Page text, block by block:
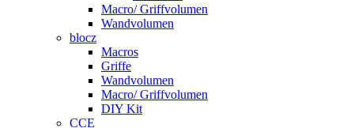
Macro/ Griffvolumen
Wandvolumen
blocz
Macros
Griffe
Wandvolumen
Macro/ Griffvolumen
DIY Kit
CCE